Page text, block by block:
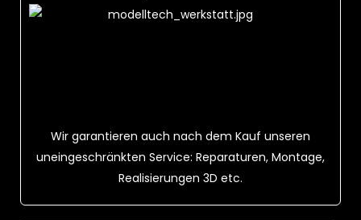
Wir garantieren auch nach dem Kauf unseren
uneingeschränkten Service: Reparaturen, Montage,
Realisierungen 3D etc.